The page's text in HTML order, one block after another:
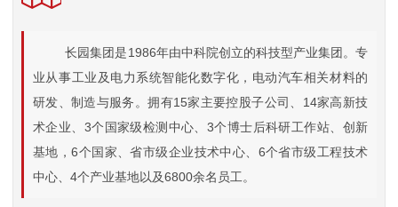
长园集团是1986年由中科院创立的科技型产业集团。专
业从事工业及电力系统智能化数字化，电动汽车相关材料的
研发、制造与服务。拥有15家主要控股子公司、14家高新技
术企业、3个国家级检测中心、3个博士后科研工作站、创新
基地，6个国家、省市级企业技术中心、6个省市级工程技术
中心、4个产业基地以及6800余名员工。